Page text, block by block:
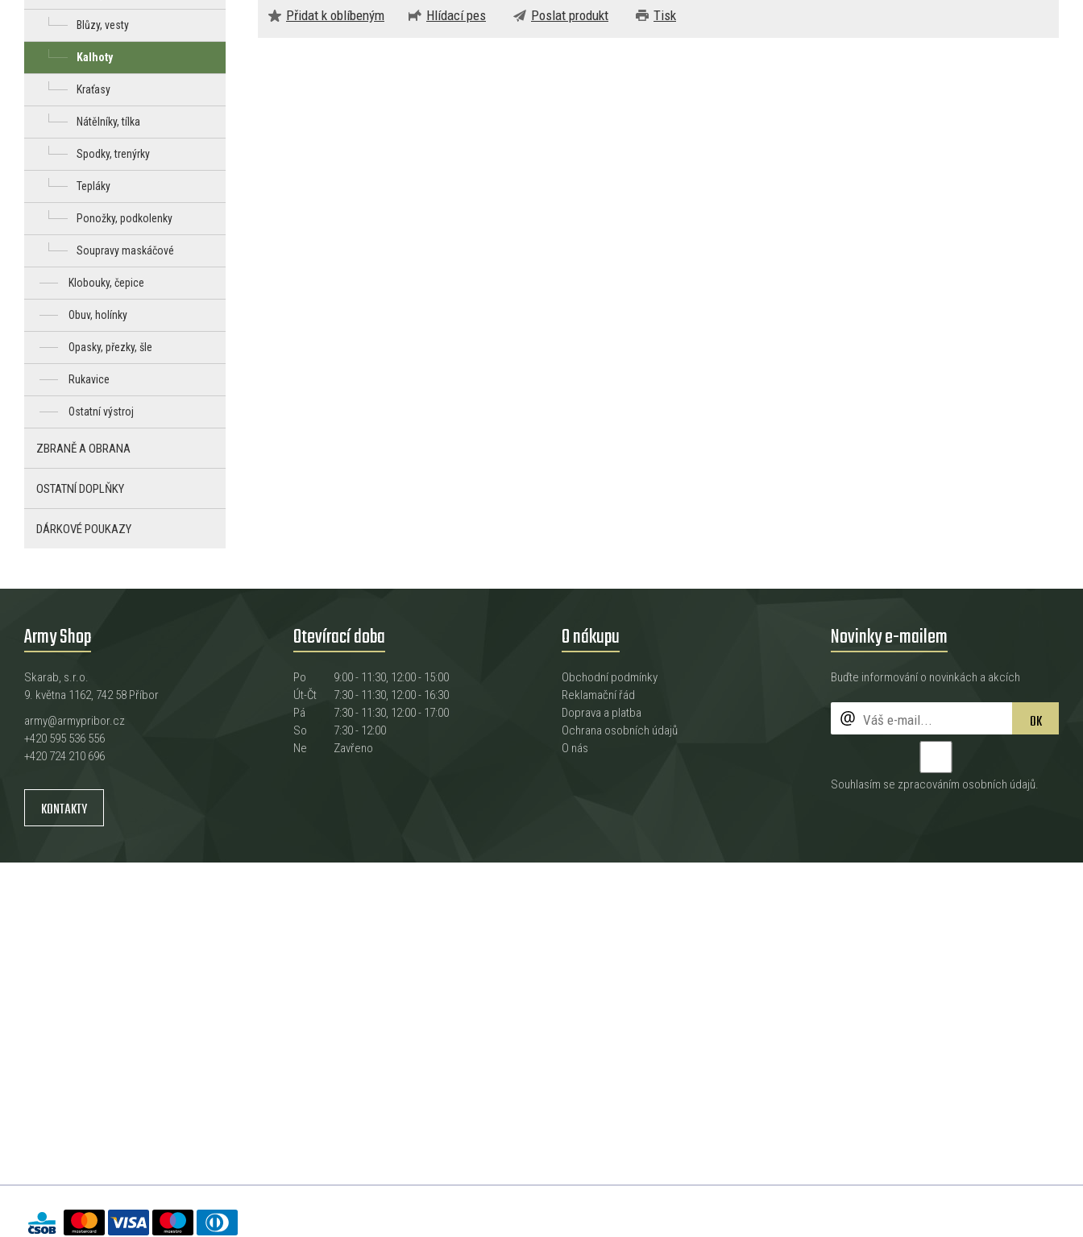
Přidat k oblíbeným Hlídací pes Poslat produkt Tisk
Blůzy, vesty
Kalhoty
Kraťasy
Nátělníky, tílka
Spodky, trenýrky
Tepláky
Ponožky, podkolenky
Soupravy maskáčové
Klobouky, čepice
Obuv, holínky
Opasky, přezky, šle
Rukavice
Ostatní výstroj
ZBRANĚ A OBRANA
OSTATNÍ DOPLŇKY
DÁRKOVÉ POUKAZY
Army Shop
Skarab, s.r.o.
9. května 1162, 742 58 Příbor
army@armypribor.cz
+420 595 536 556
+420 724 210 696
KONTAKTY
Otevírací doba
Po
9:00 - 11:30, 12:00 - 15:00
Út-Čt
7:30 - 11:30, 12:00 - 16:30
Pá
7:30 - 11:30, 12:00 - 17:00
So
7:30 - 12:00
Ne
Zavřeno
O nákupu
Obchodní podmínky
Reklamační řád
Doprava a platba
Ochrana osobních údajů
O nás
Novinky e-mailem
Buďte informování o novinkách a akcích
OK
Souhlasím se zpracováním osobních údajů.